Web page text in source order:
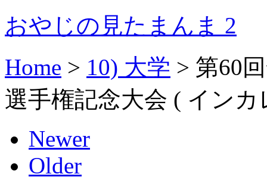
おやじの見たまんま 2
Home > 10) 大学 > 第60
選手権記念大会 ( インカ
Newer
Older